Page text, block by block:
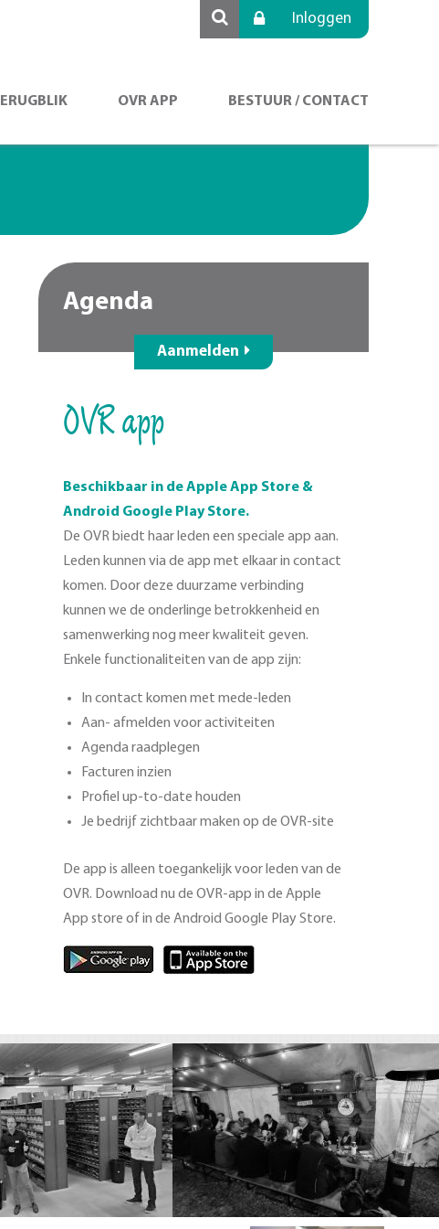
Inloggen
OVR APP BESTUUR / CONTACT
Agenda
Aanmelden
OVR app
Beschikbaar in de Apple App Store &
Android Google Play Store.
De OVR biedt haar leden een speciale app aan.
Leden kunnen via de app met elkaar in contact
komen. Door deze duurzame verbinding
kunnen we de onderlinge betrokkenheid en
samenwerking nog meer kwaliteit geven.
Enkele functionaliteiten van de app zijn:
In contact komen met mede-leden
Aan- afmelden voor activiteiten
Agenda raadplegen
Facturen inzien
Profiel up-to-date houden
Je bedrijf zichtbaar maken op de OVR-site
De app is alleen toegankelijk voor leden van de
OVR. Download nu de OVR-app in de Apple
App store of in de Android Google Play Store.